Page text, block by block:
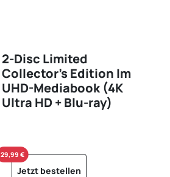
2-Disc Limited
Collector's Edition Im
UHD-Mediabook (4K
Ultra HD + Blu-ray)
Jetzt bestellen
29,99 €